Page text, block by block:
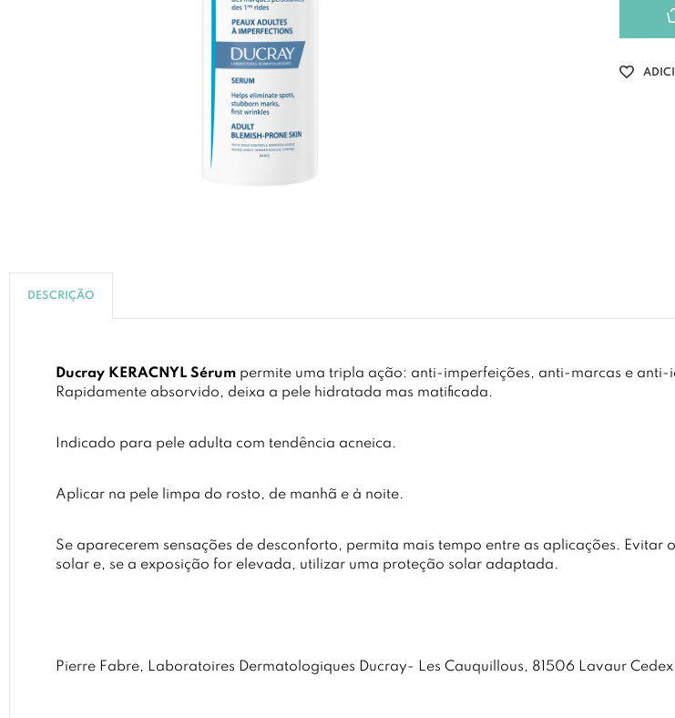
DESCRIÇÃO
Ducray KERACNYL Sérum permite uma tripla ação: anti-imperfeições, anti-marcas e anti-
Rapidamente absorvido, deixa a pele hidratada mas matificada.
Indicado para pele adulta com tendência acneica.
Aplicar na pele limpa do rosto, de manhã e à noite.
Se aparecerem sensações de desconforto, permita mais tempo entre as aplicações. Evitar
solar e, se a exposição for elevada, utilizar uma proteção solar adaptada.
Pierre Fabre, Laboratoires Dermatologiques Ducray- Les Cauquillous, 81506 Lavaur